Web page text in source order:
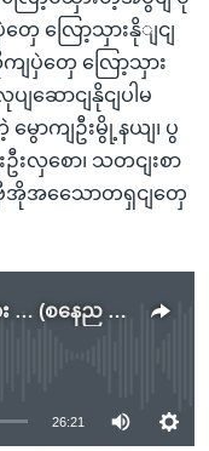
ေ လြော့သှားနိုျငျ
ျပှဲတှေ လြော့သှား
ျဆောငျနိုငျပါမ
ောကျဦးမွို့နယျ၊ ပွ
လှစော၊ သတငျးစာ
အိုအသေောတရှငျတှေ
ရခိုင်စစ်ဘေး ငြိမ်းအေးနိုင်ပါဦးမလား … (စနေည တိုက်ရိုက်လေလှိုင်း ဆွေးနွေးခန်း)
available
26:21